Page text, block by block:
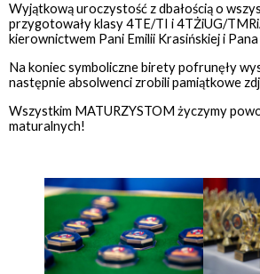
Wyjątkową uroczystość z dbałością o
przygotowały klasy 4TE/TI i 4TŻiUG/
kierownictwem Pani Emilii Krasińskiej i
Na koniec symboliczne birety pofrunęły
następnie absolwenci zrobili pamiątkowe
Wszystkim MATURZYSTOM życzymy
maturalnych!